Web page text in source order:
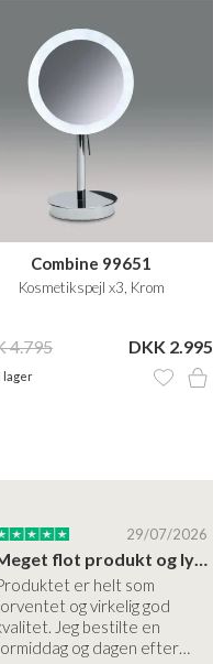
Combine 99651
Kosmetikspejl x3, Krom
4.795 DKK 2.995
lager
29/07/2026
Meget flot produkt og lynhurtigt levering
er helt som
og virkelig god
Jeg bestilte en
og dagen efter…